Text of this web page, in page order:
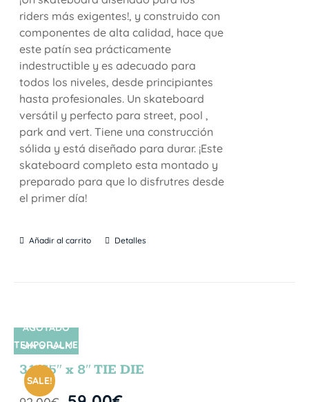
riders más exigentes!, y construido con
componentes de alta calidad, hace que
este patín sea prácticamente
indestructible y es adecuado para
todos los niveles, desde principiantes
hasta profesionales. Un skateboard
versátil y perfecto para street, pool ,
park and vert. Tiene una construcción
sólida y está diseñado para durar. ¡Este
skateboard completo esta montado y
preparado para que lo disfrutres desde
el primer día!
Añadir al carrito Detalles
SIN STOCK
SALE!
AGOTADO
TEMPORALME
NTE
31.75″ x 8″ TIE DIE